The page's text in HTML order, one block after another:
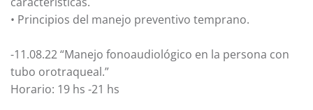
• Principios del manejo preventivo temprano.
-11.08.22 “Manejo fonoaudiológico en la persona con
tubo orotraqueal.”
Horario: 19 hs -21 hs